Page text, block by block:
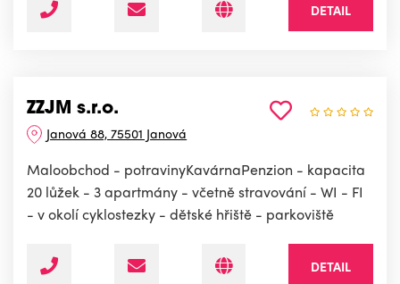
DETAIL
ZZJM s.r.o.
Janová 88, 75501 Janová
Maloobchod - potravinyKavárnaPenzion - kapacita
20 lůžek - 3 apartmány - včetně stravování - WI - FI
- v okolí cyklostezky - dětské hřiště - parkoviště
DETAIL